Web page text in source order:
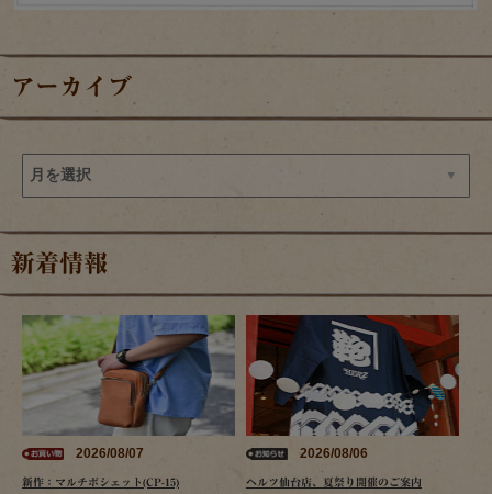
アーカイブ
新着情報
2026/08/07
新作：マルチポシェット(CP-15)
2026/08/06
ヘルツ仙台店、夏祭り開催のご案内